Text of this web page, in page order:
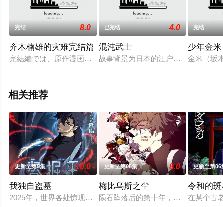
集），手机免费观看高清未删减完整版动漫全集就上星空
影视，更多剧情信息可移步至豆瓣动漫、电视猫或剧情网
等平台了解。
完结 8.0
齐木楠雄的灾难完结篇
完結編では、原作漫画の「忍舞市旅行エピソード」も描かれ
已完结 4.0
混沌武士
故事背景为日本的江户时代，风是一
完结
少年金米
金米（坂
相关推荐
更新至第5集 10.0
我独自盗墓
2025年，世界各处惊现古墓，获得墓中“宝物”之人便能获得先
更新至第05集 8.0
梅比乌斯之尘
陨石坠落后的第十年，由于巨大结晶
更新至第06
令和的
在某个古